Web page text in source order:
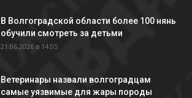
В Волгоградской области более 100 нянь
обучили смотреть за детьми
21.06.2026 в 14:05
Ветеринары назвали волгоградцам
самые уязвимые для жары породы